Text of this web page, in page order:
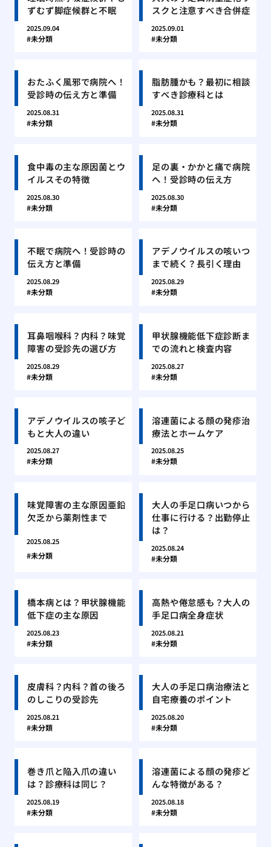
ずむず脚症候群と不眠
2025.09.04
未分類
スクと注意すべき合併症
2025.09.01
未分類
おたふく風邪で病院へ！
受診時の伝え方と準備
2025.08.31
未分類
脂肪腫かも？最初に相談
すべき診療科とは
2025.08.31
未分類
食中毒の主な原因菌とウ
イルスその特徴
2025.08.30
未分類
足の裏・かかと痛で病院
へ！受診時の伝え方
2025.08.30
未分類
不眠で病院へ！受診時の
伝え方と準備
2025.08.29
未分類
アデノウイルスの咳いつ
まで続く？長引く理由
2025.08.29
未分類
耳鼻咽喉科？内科？味覚
障害の受診先の選び方
2025.08.29
未分類
甲状腺機能低下症診断ま
での流れと検査内容
2025.08.27
未分類
アデノウイルスの咳子ど
もと大人の違い
2025.08.27
未分類
溶連菌による顔の発疹治
療法とホームケア
2025.08.25
未分類
味覚障害の主な原因亜鉛
欠乏から薬剤性まで
2025.08.25
未分類
大人の手足口病いつから
仕事に行ける？出勤停止
は？
2025.08.24
未分類
橋本病とは？甲状腺機能
低下症の主な原因
2025.08.23
未分類
高熱や倦怠感も？大人の
手足口病全身症状
2025.08.21
未分類
皮膚科？内科？首の後ろ
のしこりの受診先
2025.08.21
未分類
大人の手足口病治療法と
自宅療養のポイント
2025.08.20
未分類
巻き爪と陥入爪の違い
は？診療科は同じ？
2025.08.19
未分類
溶連菌による顔の発疹ど
んな特徴がある？
2025.08.18
未分類